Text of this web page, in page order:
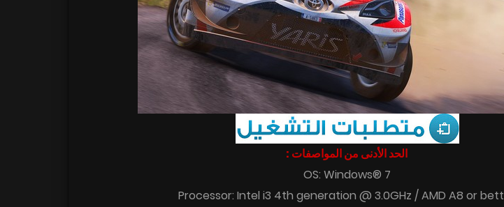
الحد الأدنى من المواصفات :
OS: Windows® 7
Processor: Intel i3 4th generation @ 3.0GHz / AMD A8 or